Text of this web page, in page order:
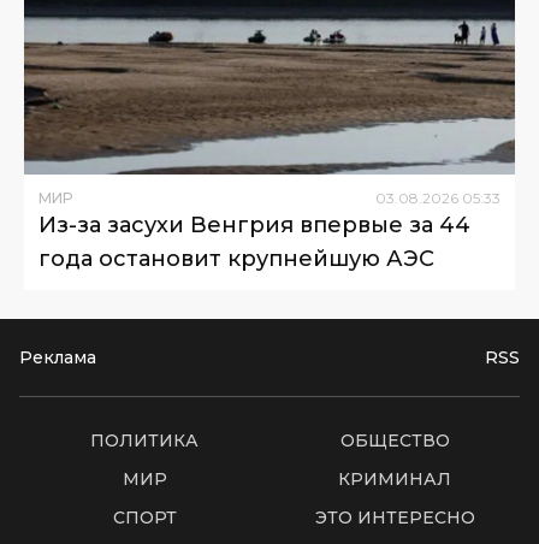
МИР 03 08 2026 05:33
Из-за засухи Венгрия впервые за 44
года остановит крупнейшую АЭС
Реклама RSS
ПОЛИТИКА
ОБЩЕСТВО
МИР
КРИМИНАЛ
СПОРТ
ЭТО ИНТЕРЕСНО